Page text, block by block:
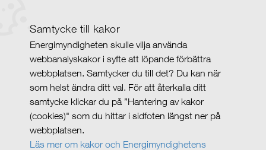
Samtycke till kakor
Energimyndigheten skulle vilja använda
webbanalyskakor i syfte att löpande förbättra
webbplatsen. Samtycker du till det? Du kan när
som helst ändra ditt val. För att återkalla ditt
samtycke klickar du på ”Hantering av kakor
(cookies)" som du hittar i sidfoten längst ner på
webbplatsen.
Läs mer om kakor och Energimyndighetens